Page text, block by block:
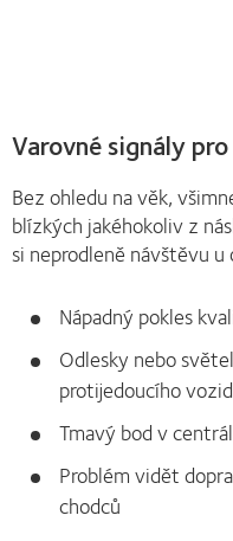
Varovné signály
Bez ohledu na věk,
blízkých jakéhokoliv z
si neprodleně návštěvu u
Nápadný pokles
Odlesky nebo
protijedoucího
Tmavý bod v
Problém vidět
chodců